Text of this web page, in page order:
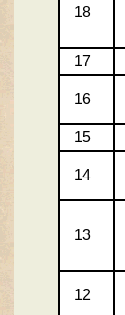
18
17
16
15
14
13
12